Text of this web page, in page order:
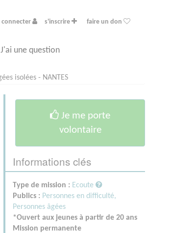
connecter s'inscrire faire un don
J'ai une question
isolées - NANTES
Je me porte
volontaire
Informations clés
Type de mission : Ecoute
Publics : Personnes en difficulté,
Personnes âgées
*Ouvert aux jeunes à partir de 20 ans
Mission permanente